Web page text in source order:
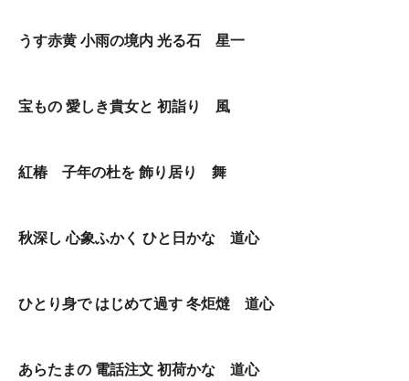
うす赤黄 小雨の境内 光る石 星一
宝もの 愛しき貴女と 初詣り 風
紅椿 子年の杜を 飾り居り 舞
秋深し 心象ふかく ひと日かな 道心
ひとり身で はじめて過す 冬炬燵 道心
あらたまの 電話注文 初荷かな 道心